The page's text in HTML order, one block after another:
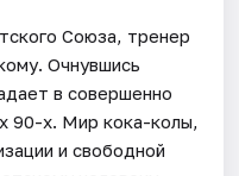
Союза, тренер
Очнувшись
в совершенно
90-х. Мир кока-колы,
и свободной